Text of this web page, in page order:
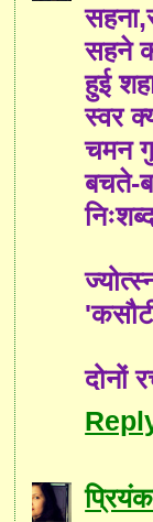
सहने
हुई
स्वर
चमन
बचते-
दोनों